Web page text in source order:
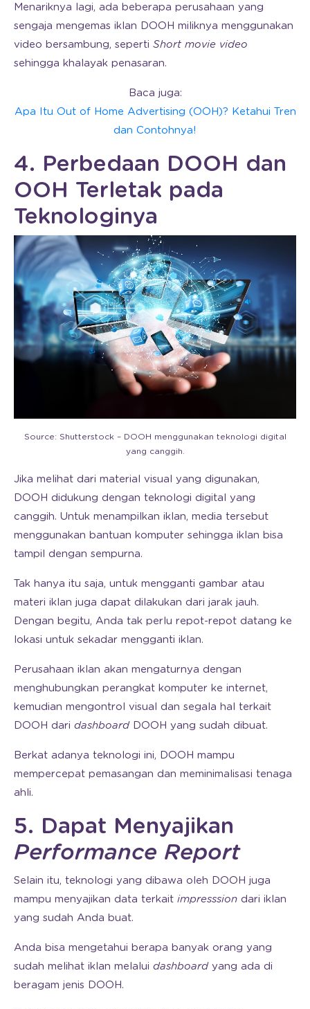
Menariknya lagi, ada beberapa perusahaan yang
sengaja mengemas iklan DOOH miliknya menggunakan
video bersambung, seperti Short movie video
sehingga khalayak penasaran.
Baca juga:
Apa Itu Out of Home Advertising (OOH)? Ketahui Tren
dan Contohnya!
4. Perbedaan DOOH dan
OOH Terletak pada
Teknologinya
Source: Shutterstock – DOOH menggunakan teknologi digital
yang canggih.
Jika melihat dari material visual yang digunakan,
DOOH didukung dengan teknologi digital yang
canggih. Untuk menampilkan iklan, media tersebut
menggunakan bantuan komputer sehingga iklan bisa
tampil dengan sempurna.
Tak hanya itu saja, untuk mengganti gambar atau
materi iklan juga dapat dilakukan dari jarak jauh.
Dengan begitu, Anda tak perlu repot-repot datang ke
lokasi untuk sekadar mengganti iklan.
Perusahaan iklan akan mengaturnya dengan
menghubungkan perangkat komputer ke internet,
kemudian mengontrol visual dan segala hal terkait
DOOH dari dashboard DOOH yang sudah dibuat.
Berkat adanya teknologi ini, DOOH mampu
mempercepat pemasangan dan meminimalisasi tenaga
ahli.
5. Dapat Menyajikan
Performance Report
Selain itu, teknologi yang dibawa oleh DOOH juga
mampu menyajikan data terkait impresssion dari iklan
yang sudah Anda buat.
Anda bisa mengetahui berapa banyak orang yang
sudah melihat iklan melalui dashboard yang ada di
beragam jenis DOOH.